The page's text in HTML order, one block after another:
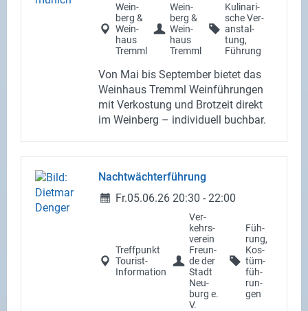
Wein­
berg &
Wein­
haus
Tremml
Wein­
berg &
Wein­
haus
Tremml
Ku­li­na­ri­
sche Ver­
an­stal­
tung,
Füh­rung
Von Mai bis Sep­tem­ber bie­tet das
Wein­haus Tremml Wein­füh­run­gen
mit Ver­kos­tung und Brot­zeit di­rekt
im Wein­berg – in­di­vi­du­ell buch­bar.
Nacht­wäch­ter­füh­rung
Fr.05.06.26 20:30 - 22:00
Treff­punkt
Tourist-​
Information
Ver­
kehrs­
ver­ein
Freun­
de der
Stadt
Neu­
burg e.
V.
Füh­
rung,
Kos­
tüm­
füh­
run­
gen